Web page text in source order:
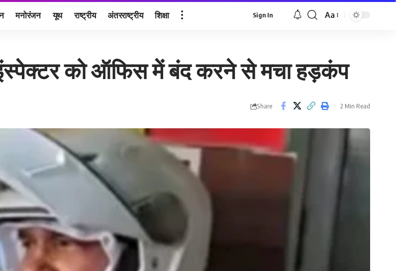
मनोरंजन यूथ राष्ट्रीय अंतरराष्ट्रीय शिक्षा Sign In
Font
Aa
इंस्पेक्टर को ऑफिस में बंद करने से मचा हड़कंप
Share 2 Min Read